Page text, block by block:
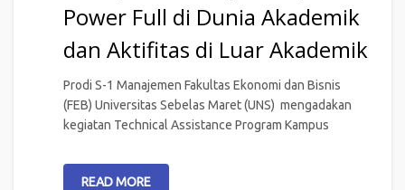
Power Full di Dunia Akademik
dan Aktifitas di Luar Akademik
Prodi S-1 Manajemen Fakultas Ekonomi dan Bisnis
(FEB) Universitas Sebelas Maret (UNS) mengadakan
kegiatan Technical Assistance Program Kampus
READ MORE